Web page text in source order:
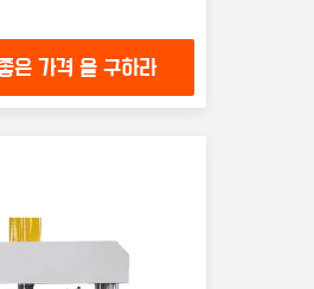
은 가격 을 구하라